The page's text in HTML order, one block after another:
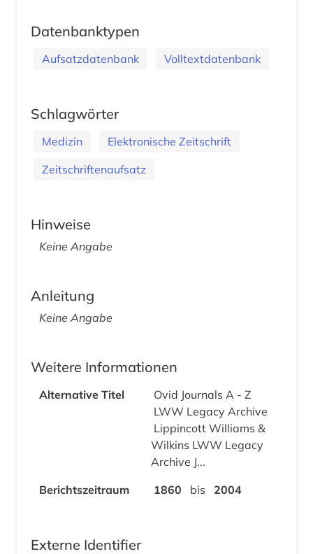
Datenbanktypen
Aufsatzdatenbank Volltextdatenbank
Schlagwörter
Medizin
Elektronische Zeitschrift
Zeitschriftenaufsatz
Hinweise
Keine Angabe
Anleitung
Keine Angabe
Weitere Informationen
Alternative Titel
Ovid Journals A - Z
LWW Legacy Archive
Lippincott Williams &
Wilkins LWW Legacy
Archive J...
Berichtszeitraum
1860 bis 2004
Externe Identifier